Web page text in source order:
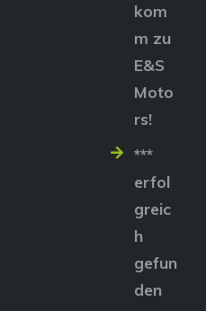
kom
m zu
E&S
Moto
rs!
***
erfol
greic
h
gefun
den